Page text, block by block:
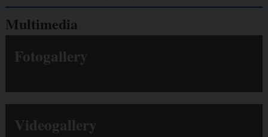
Multimedia
Fotogallery
Videogallery